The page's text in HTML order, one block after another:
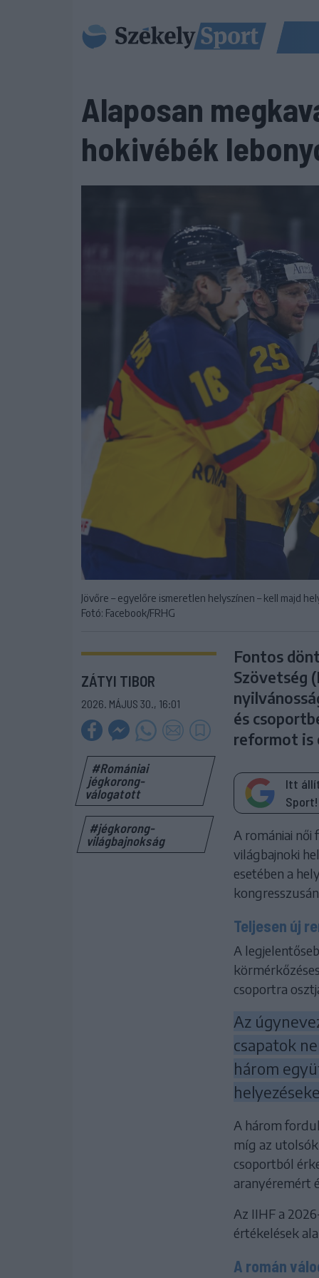
Alaposan
hokivébék
Jövőre – egyelőre ismeretlen helyszínen – kell majd
Fotó: Facebook/FRHG
ZÁTYI TIBOR
2026. MÁJUS 30., 16:01
#Romániai
jégkorong-
válogatott
#jégkorong-
világbajnokság
Fontos
Szövetség
és
reformot is
Itt
Sport!
A romániai női
világbajnoki
esetében a
Teljesen új
A
csoportra
Az
csapatok
három
A három
míg az
csoportból
aranyéremért
Az IIHF a
értékelések
A román